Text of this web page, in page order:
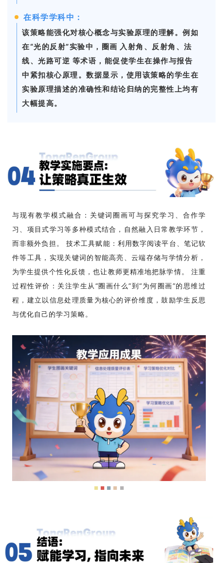
在科学学科中：
该策略能强化对核心概念与实验原理的理解。例如
在“光的反射”实验中，圈画 入射角、反射角、法
线、光路可逆 等术语，能促使学生在操作与报告
中紧扣核心原理。数据显示，使用该策略的学生在
实验原理描述的准确性和结论归纳的完整性上均有
大幅提高。
与现有教学模式融合：关键词圈画可与探究学习、合作学
习、项目式学习等多种模式结合，自然融入日常教学环节，
而非额外负担。 技术工具赋能：利用数字阅读平台、笔记软
件等工具，实现关键词的智能高亮、云端存储与学情分析，
为学生提供个性化反馈，也让教师更精准地把脉学情。 注重
过程性评价：关注学生从“圈画什么”到“为何圈画”的思维过
程，建立以信息处理质量为核心的评价维度，鼓励学生反思
与优化自己的学习策略。
■ ■ ■ ■ ■